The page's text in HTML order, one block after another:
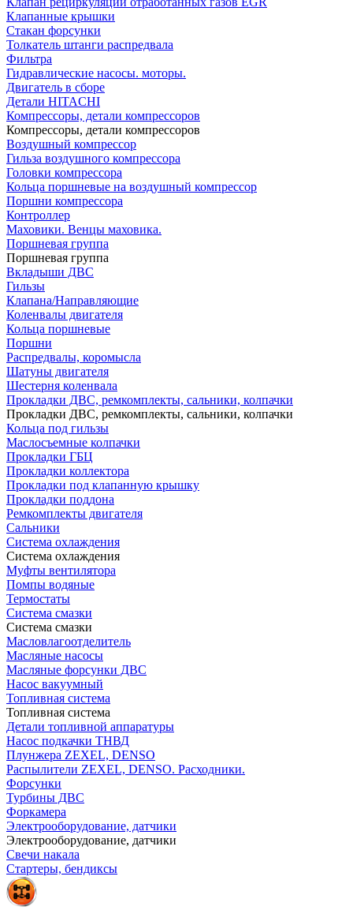
Клапанные крышки
Стакан форсунки
Толкатель штанги распредвала
Фильтра
Гидравлические насосы. моторы.
Двигатель в сборе
Детали HITACHI
Компрессоры, детали компрессоров
Компрессоры, детали компрессоров
Воздушный компрессор
Гильза воздушного компрессора
Головки компрессора
Кольца поршневые на воздушный компрессор
Поршни компрессора
Контроллер
Маховики. Венцы маховика.
Поршневая группа
Поршневая группа
Вкладыши ДВС
Гильзы
Клапана/Направляющие
Коленвалы двигателя
Кольца поршневые
Поршни
Распредвалы, коромысла
Шатуны двигателя
Шестерня коленвала
Прокладки ДВС, ремкомплекты, сальники, колпачки
Прокладки ДВС, ремкомплекты, сальники, колпачки
Кольца под гильзы
Маслосъемные колпачки
Прокладки ГБЦ
Прокладки коллектора
Прокладки под клапанную крышку
Прокладки поддона
Ремкомплекты двигателя
Сальники
Система охлаждения
Система охлаждения
Муфты вентилятора
Помпы водяные
Термостаты
Система смазки
Система смазки
Масловлагоотделитель
Масляные насосы
Масляные форсунки ДВС
Насос вакуумный
Топливная система
Топливная система
Детали топливной аппаратуры
Насос подкачки ТНВД
Плунжера ZEXEL, DENSO
Распылители ZEXEL, DENSO. Расходники.
Форсунки
Турбины ДВС
Форкамера
Электрооборудование, датчики
Электрооборудование, датчики
Свечи накала
Стартеры, бендиксы